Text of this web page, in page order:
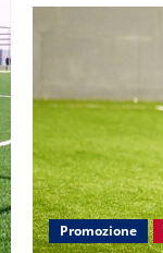
Promozione